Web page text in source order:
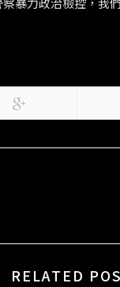
RELATED